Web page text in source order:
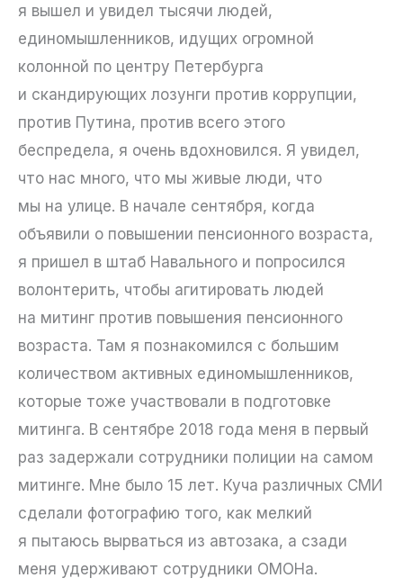
я вышел и увидел тысячи людей,
единомышленников, идущих огромной
колонной по центру Петербурга
и скандирующих лозунги против коррупции,
против Путина, против всего этого
беспредела, я очень вдохновился. Я увидел,
что нас много, что мы живые люди, что
мы на улице. В начале сентября, когда
объявили о повышении пенсионного возраста,
я пришел в штаб Навального и попросился
волонтерить, чтобы агитировать людей
на митинг против повышения пенсионного
возраста. Там я познакомился с большим
количеством активных единомышленников,
которые тоже участвовали в подготовке
митинга. В сентябре 2018 года меня в первый
раз задержали сотрудники полиции на самом
митинге. Мне было 15 лет. Куча различных СМИ
сделали фотографию того, как мелкий
я пытаюсь вырваться из автозака, а сзади
меня удерживают сотрудники ОМОНа.